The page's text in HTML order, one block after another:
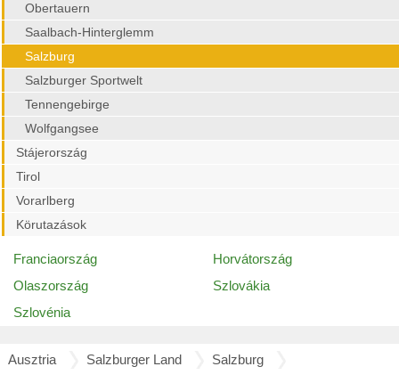
Obertauern
Saalbach-Hinterglemm
Salzburg
Salzburger Sportwelt
Tennengebirge
Wolfgangsee
Stájerország
Tirol
Vorarlberg
Körutazások
Franciaország
Horvátország
Olaszország
Szlovákia
Szlovénia
Ausztria Salzburger Land Salzburg